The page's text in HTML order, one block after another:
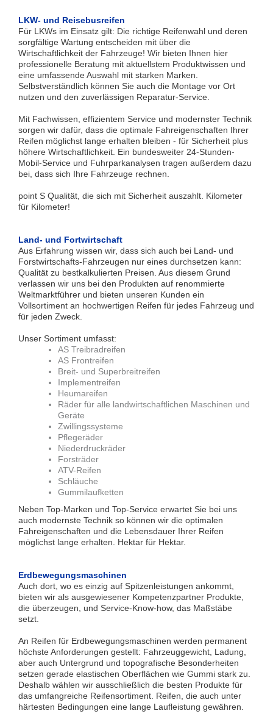
LKW- und Reisebusreifen
Für LKWs im Einsatz gilt: Die richtige Reifenwahl und deren
sorgfältige Wartung entscheiden mit über die
Wirtschaftlichkeit der Fahrzeuge! Wir bieten Ihnen hier
professionelle Beratung mit aktuellstem Produktwissen und
eine umfassende Auswahl mit starken Marken.
Selbstverständlich können Sie auch die Montage vor Ort
nutzen und den zuverlässigen Reparatur-Service.
Mit Fachwissen, effizientem Service und modernster Technik
sorgen wir dafür, dass die optimale Fahreigenschaften Ihrer
Reifen möglichst lange erhalten bleiben - für Sicherheit plus
höhere Wirtschaftlichkeit. Ein bundesweiter 24-Stunden-
Mobil-Service und Fuhrparkanalysen tragen außerdem dazu
bei, dass sich Ihre Fahrzeuge rechnen.
point S Qualität, die sich mit Sicherheit auszahlt. Kilometer
für Kilometer!
Land- und Fortwirtschaft
Aus Erfahrung wissen wir, dass sich auch bei Land- und
Forstwirtschafts-Fahrzeugen nur eines durchsetzen kann:
Qualität zu bestkalkulierten Preisen. Aus diesem Grund
verlassen wir uns bei den Produkten auf renommierte
Weltmarktführer und bieten unseren Kunden ein
Vollsortiment an hochwertigen Reifen für jedes Fahrzeug und
für jeden Zweck.
Unser Sortiment umfasst:
AS Treibradreifen
AS Frontreifen
Breit- und Superbreitreifen
Implementreifen
Heumareifen
Räder für alle landwirtschaftlichen Maschinen und
Geräte
Zwillingssysteme
Pflegeräder
Niederdruckräder
Forsträder
ATV-Reifen
Schläuche
Gummilaufketten
Neben Top-Marken und Top-Service erwartet Sie bei uns
auch modernste Technik so können wir die optimalen
Fahreigenschaften und die Lebensdauer Ihrer Reifen
möglichst lange erhalten. Hektar für Hektar.
Erdbewegungsmaschinen
Auch dort, wo es einzig auf Spitzenleistungen ankommt,
bieten wir als ausgewiesener Kompetenzpartner Produkte,
die überzeugen, und Service-Know-how, das Maßstäbe
setzt.
An Reifen für Erdbewegungsmaschinen werden permanent
höchste Anforderungen gestellt: Fahrzeuggewicht, Ladung,
aber auch Untergrund und topografische Besonderheiten
setzen gerade elastischen Oberflächen wie Gummi stark zu.
Deshalb wählen wir ausschließlich die besten Produkte für
das umfangreiche Reifensortiment. Reifen, die auch unter
härtesten Bedingungen eine lange Laufleistung gewähren.